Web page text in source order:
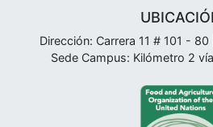
Dirección: Carrera 11 # 101 -
Sede Campus: Kilómetro 2